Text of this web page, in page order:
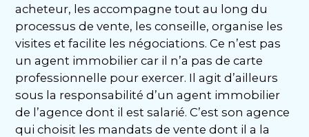
acheteur, les accompagne tout au long du
processus de vente, les conseille, organise les
visites et facilite les négociations. Ce n’est pas
un agent immobilier car il n’a pas de carte
professionnelle pour exercer. Il agit d’ailleurs
sous la responsabilité d’un agent immobilier
de l’agence dont il est salarié. C’est son agence
qui choisit les mandats de vente dont il a la